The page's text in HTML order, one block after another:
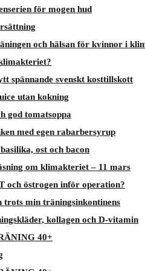
för mogen hud
och hälsan för kvinnor i
spännande svenskt kosttillskott
utan kokning
god tomatsoppa
med egen rabarbersyrup
ost och bacon
om klimakteriet – 11 mars
och östrogen inför operation?
trots min träningsinkontinens
kollagen och D-vitamin
40+